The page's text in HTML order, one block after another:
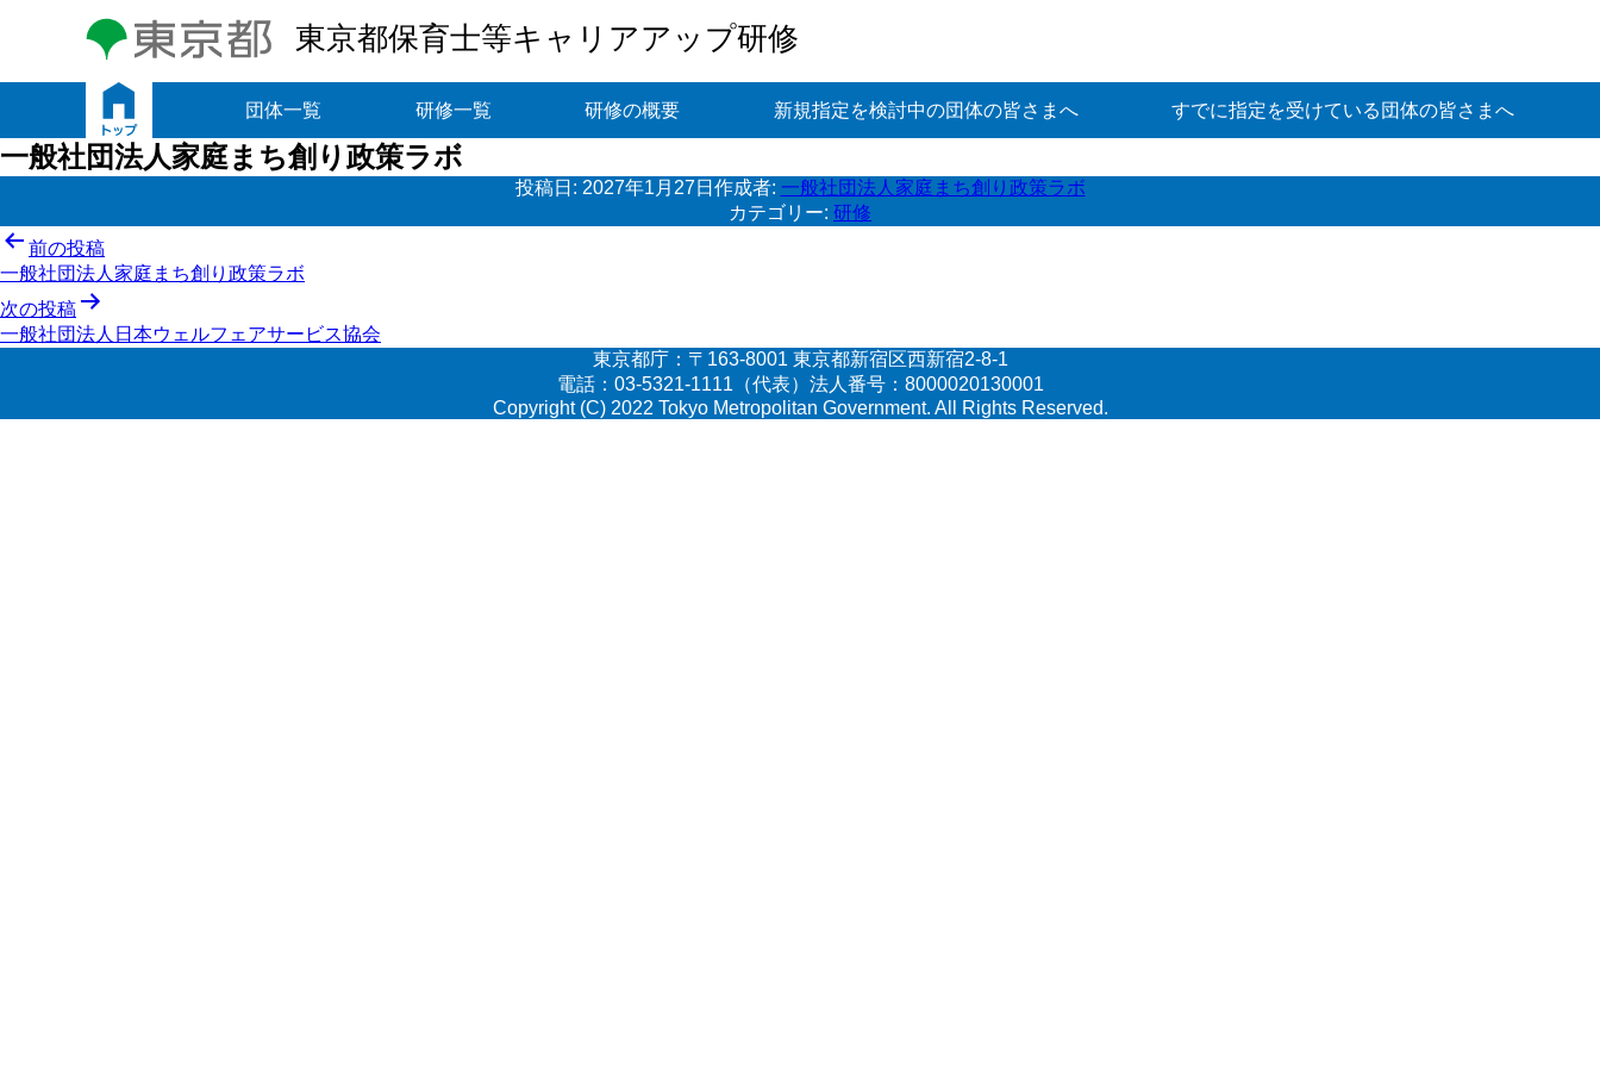
東京都保育士等キャリアアップ研修
団体一覧 研修一覧 研修の概要 新規指定を検討中の団体の皆さまへ すでに指定を受けている団体の皆さまへ
一般社団法人家庭まち創り政策ラボ
投稿日: 2027年1月27日 作成者: 一般社団法人家庭まち創り政策ラボ
カテゴリー: 研修
投
稿
ナ
ビ
前の投稿
一般社団法人家庭まち創り政策ラボ
次の投稿
一般社団法人日本ウェルフェアサービス協会
東京都庁：〒163-8001 東京都新宿区西新宿2-8-1
電話：03-5321-1111（代表）法人番号：8000020130001
Copyright (C) 2022 Tokyo Metropolitan Government. All Rights Reserved.